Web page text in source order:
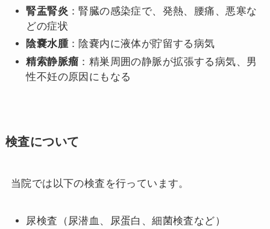
腎盂腎炎 ：腎臓の感染症で、発熱、腰痛、悪寒な
どの症状
陰嚢水腫：陰嚢内に液体が貯留する病気
精索静脈瘤 ：精巣周囲の静脈が拡張する病気、男
性不妊の原因にもなる
検査について
当院では以下の検査を行っています。
尿検査（尿潜血、尿蛋白、細菌検査など）